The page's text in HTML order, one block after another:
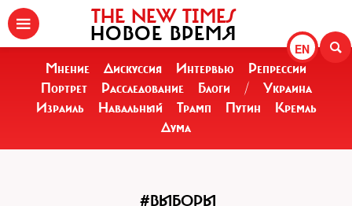
EN
THE NEW TIMES
НОВОЕ ВРЕМЯ
Мнение Дискуссия Интервью
Репрессии
Портрет
Расследование Блоги /
Украина
Израиль
Навальный Трамп Путин
Кремль
Дума
#ВЫБОРЫ